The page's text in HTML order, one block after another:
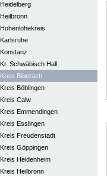
Heidelberg
Heilbronn
Hohenlohekreis
Karlsruhe
Konstanz
Kr. Schwäbisch Hall
Kreis Biberach
Kreis Böblingen
Kreis Calw
Kreis Emmendingen
Kreis Esslingen
Kreis Freudenstadt
Kreis Göppingen
Kreis Heidenheim
Kreis Heilbronn